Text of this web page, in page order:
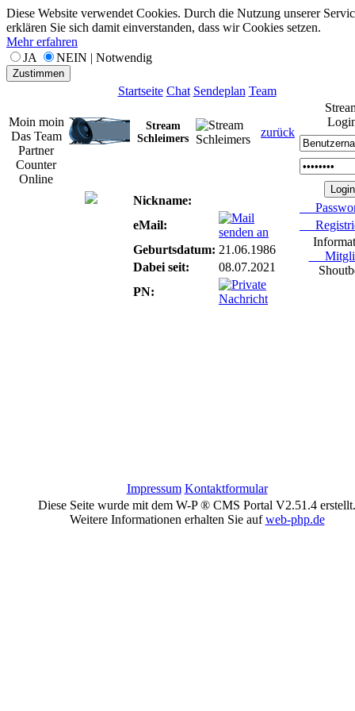
Diese Website verwendet Cookies. Durch die Nutzung unserer
erklären Sie sich damit einverstanden, dass wir Cookies setzen.
Mehr erfahren
JA
NEIN | Notwendig
Zustimmen
Startseite Chat Sendeplan Team
Moin moin
Das Team
Partner
Counter
Online
Stream
Schleimers
zurück
Nickname:
eMail:
Geburtsdatum: 21.06.1986
Dabei seit:
08.07.2021
PN:
Impressum Kontaktformular
Diese Seite wurde mit dem W-P ® CMS Portal V2.51.4 erstellt.
Weitere Informationen erhalten Sie aufweb-php.de